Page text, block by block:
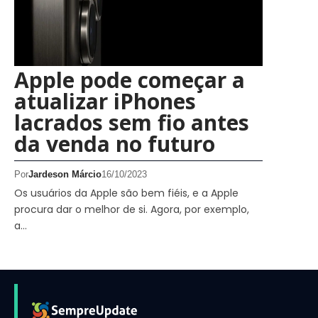
Apple pode começar a
atualizar iPhones
lacrados sem fio antes
da venda no futuro
PorJardeson Márcio16/10/2023
Os usuários da Apple são bem fiéis, e a Apple
procura dar o melhor de si. Agora, por exemplo,
a…